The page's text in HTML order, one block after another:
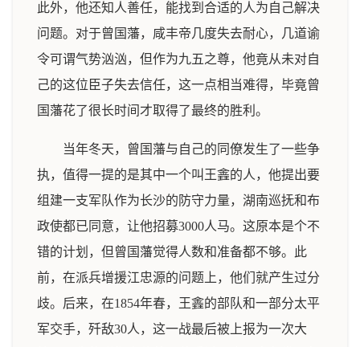
此外，他还知人善任，能找到合适的人为自己解决
问题。对于曾国藩，咸丰帝几度失去耐心，几道谕
令可谓气势汹汹，但作为九五之尊，他竟从未对自
己的这位臣子失去信任，这一点相当难得，毕竟曾
国藩花了很长时间才取得了最终的胜利。
当年冬天，曾国藩与自己的同僚发生了一些争
执，值得一提的是其中一个叫王錱的人，他提出要
组建一支军队作为长沙的防守力量，湖南巡抚和布
政使都已同意，让他招募3000人马。这原本是个不
错的计划，但曾国藩觉得人数和准备都不够。此
前，在派兵增援江忠源的问题上，他们就产生过分
歧。后来，在1854年春，王錱的部队和一部分太平
军交手，歼敌30人，这一战最后被上报为一次大